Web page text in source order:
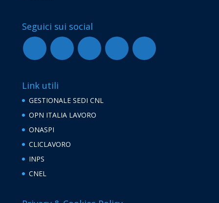
Seguici sui social
Link utili
GESTIONALE SEDI CNL
OPN ITALIA LAVORO
ONASPI
CLICLAVORO
INPS
CNEL